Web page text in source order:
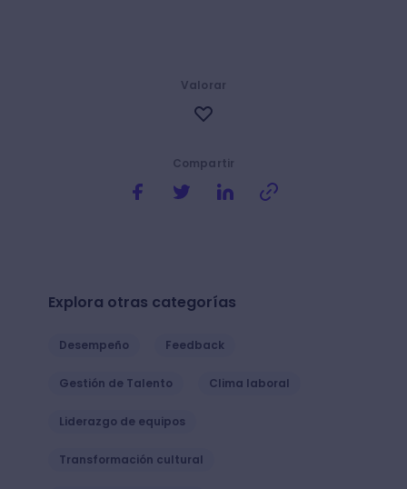
Compartir
Valorar
Explora otras categorías
Desempeño Feedback
Gestión de Talento Clima laboral
Liderazgo de equipos
Transformación cultural